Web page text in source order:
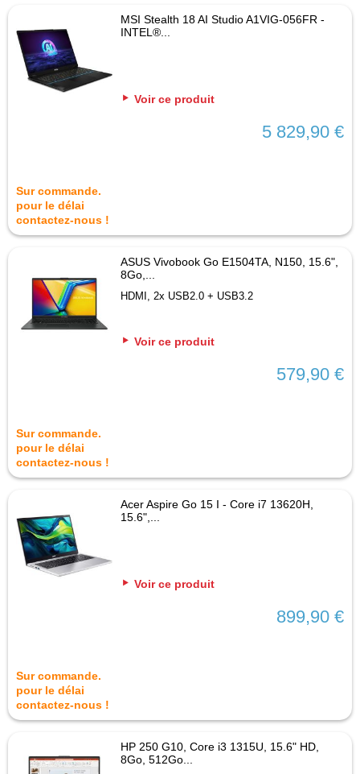
MSI Stealth 18 AI Studio A1VIG-056FR -
INTEL®...
Voir ce produit
5 829,90 €
Sur commande.
pour le délai
contactez-nous !
ASUS Vivobook Go E1504TA, N150, 15.6",
8Go,...
HDMI, 2x USB2.0 + USB3.2
Voir ce produit
579,90 €
Sur commande.
pour le délai
contactez-nous !
Acer Aspire Go 15 I - Core i7 13620H,
15.6",...
Voir ce produit
899,90 €
Sur commande.
pour le délai
contactez-nous !
HP 250 G10, Core i3 1315U, 15.6" HD,
8Go, 512Go...